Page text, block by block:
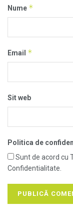
Nume *
Email *
Sit web
Politica de
Sunt de acord cu
Confidentialitate.